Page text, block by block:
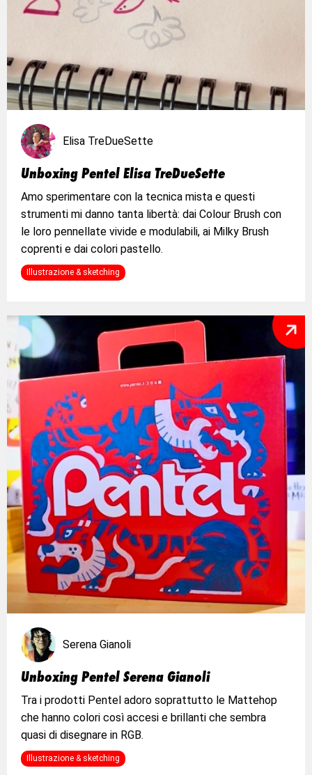
Elisa TreDueSette
Unboxing Pentel Elisa TreDueSette
Amo sperimentare con la tecnica mista e questi
strumenti mi danno tanta libertà: dai Colour Brush con
le loro pennellate vivide e modulabili, ai Milky Brush
coprenti e dai colori pastello.
Illustrazione & sketching
Serena Gianoli
Unboxing Pentel Serena Gianoli
Tra i prodotti Pentel adoro soprattutto le Mattehop
che hanno colori così accesi e brillanti che sembra
quasi di disegnare in RGB.
Illustrazione & sketching